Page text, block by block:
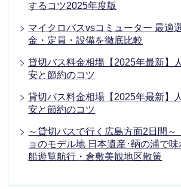
するコツ2025年度版
マイクロバスvsコミューター 最適
金・定員・設備を徹底比較
貸切バス料金相場【2025年最新】
安と節約のコツ
貸切バス料金相場【2025年最新】
安と節約のコツ
～貸切バスで行く広島方面2日間
ョのモデル地 日本遺産･鞆の浦で
船遊覧航行・倉敷美観地区散策